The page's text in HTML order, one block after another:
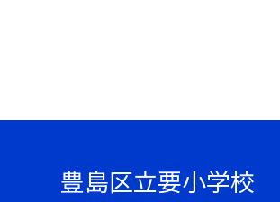
豊島区立要小学校